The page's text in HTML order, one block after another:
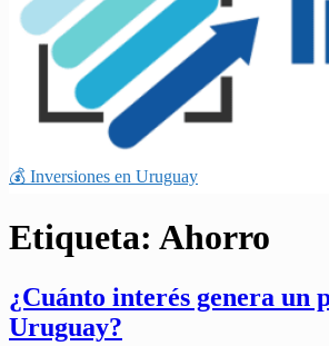
💰 Inversiones en Uruguay
Etiqueta: Ahorro
¿Cuánto interés genera un
Uruguay?